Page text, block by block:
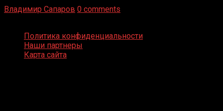
Владимир Сапаров 0 comments
Политика конфиденциальности
Наши партнеры
Карта сайта